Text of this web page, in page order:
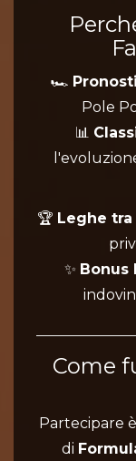
🏎️
Pole
📊
🏆 Leghe tra
✨ Bonus
Come
Partecipare
di